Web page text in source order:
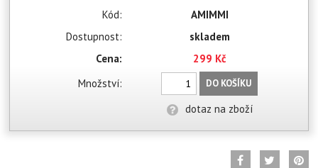
Kód:
AMIMMI
Dostupnost:
skladem
Cena:
299 Kč
Množství:
DO KOŠÍKU
dotaz na zboží